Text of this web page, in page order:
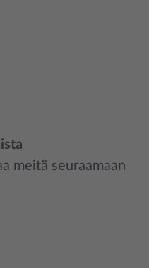
meitä seuraamaan